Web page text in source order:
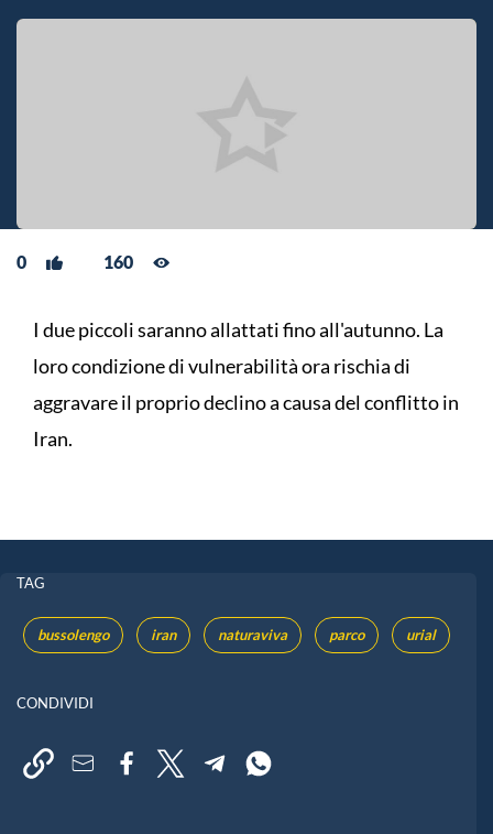
0 160
I due piccoli saranno allattati fino all'autunno. La
loro condizione di vulnerabilità ora rischia di
aggravare il proprio declino a causa del conflitto in
Iran.
TAG
bussolengo iran naturaviva parco urial
CONDIVIDI